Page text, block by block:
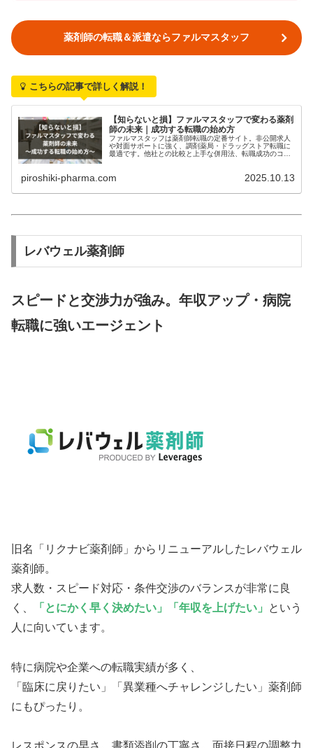
薬剤師の転職＆派遣ならファルマスタッフ
こちらの記事で詳しく解説！
【知らないと損】ファルマスタッフで変わる薬剤
師の未来｜成功する転職の始め方
ファルマスタッフは薬剤師転職の定番サイト。非公開求人
や対面サポートに強く、調剤薬局・ドラッグストア転職に
最適です。他社との比較と上手な併用法、転職成功のコツ
piroshiki-pharma.com 2025.10.13
レバウェル薬剤師
スピードと交渉力が強み。年収アップ・病院
転職に強いエージェント
旧名「リクナビ薬剤師」からリニューアルしたレバウェル
薬剤師。
求人数・スピード対応・条件交渉のバランスが非常に良
く、
「とにかく早く決めたい」「年収を上げたい」
という
人に向いています。
特に病院や企業への転職実績が多く、
「臨床に戻りたい」「異業種へチャレンジしたい」薬剤師
にもぴったり。